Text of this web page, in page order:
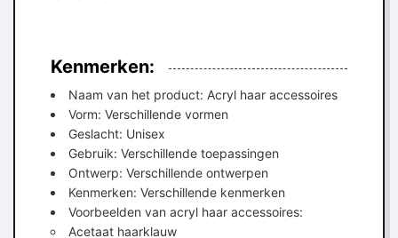
Kenmerken:
Naam van het product: Acryl haar accessoires
Vorm: Verschillende vormen
Geslacht: Unisex
Gebruik: Verschillende toepassingen
Ontwerp: Verschillende ontwerpen
Kenmerken: Verschillende kenmerken
Voorbeelden van acryl haar accessoires:
Acetaat haarklauw